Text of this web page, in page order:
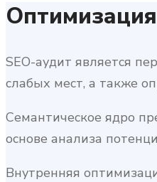
SEO-аудит является
слабых мест, а также
Семантическое ядро
основе анализа
Внутренняя